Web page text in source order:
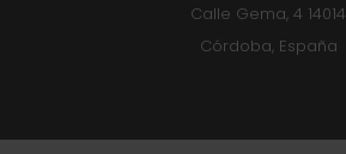
Calle Gema, 4 14014
Córdoba, España